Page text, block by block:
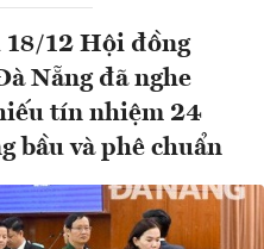
18/12 Hội đồng
Nẵng đã nghe
tín nhiệm 24
bầu và phê chuẩn